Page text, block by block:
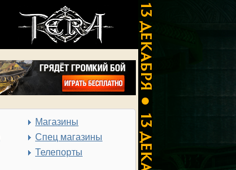
Магазины
Спец магазины
Телепорты